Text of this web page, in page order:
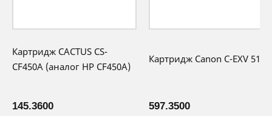
Картридж CACTUS CS-
CF450A (аналог HP CF450A)
145.3600
Картридж Canon C-EXV 51LC
597.3500